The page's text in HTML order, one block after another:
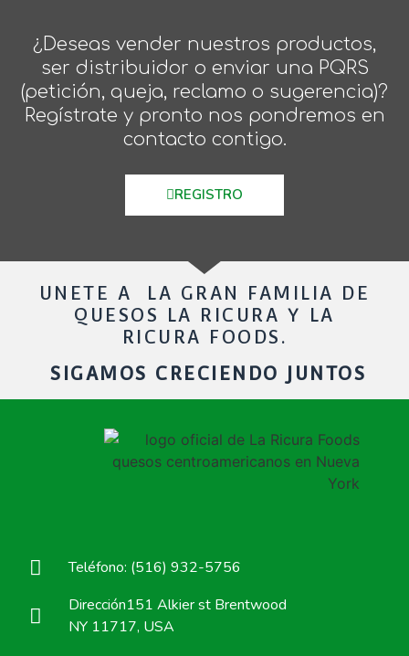
¿Deseas vender nuestros productos,
ser distribuidor o enviar una PQRS
(petición, queja, reclamo o sugerencia)?
Regístrate y pronto nos pondremos en
contacto contigo.
REGISTRO
UNETE A LA GRAN FAMILIA DE
QUESOS LA RICURA Y LA
RICURA FOODS.
SIGAMOS CRECIENDO JUNTOS
Teléfono: (516) 932-5756
Dirección151 Alkier st Brentwood
NY 11717, USA